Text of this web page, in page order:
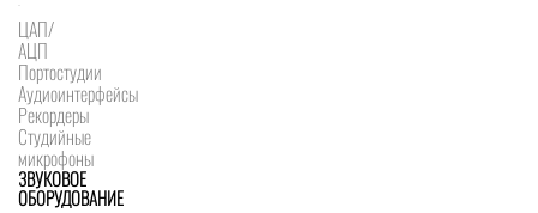
ЦАП/
АЦП
Портостудии
Аудиоинтерфейсы
Рекордеры
Студийные
микрофоны
ЗВУКОВОЕ
ОБОРУДОВАНИЕ